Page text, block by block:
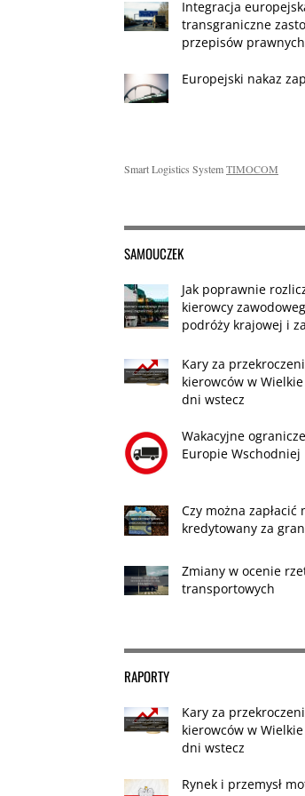
Integracja
transgraniczne
przepisów prawnych
Europejski nakaz
Smart Logistics SystemTIMOCOM
SAMOUCZEK
Jak poprawnie
kierowcy
podróży krajowej i
Kary za
kierowców w
dni wstecz
Wakacyjne
Europie Wschodniej
Czy można zapłacić
kredytowany za
Zmiany w ocenie
transportowych
RAPORTY
Kary za
kierowców w
dni wstecz
Rynek i przemysł